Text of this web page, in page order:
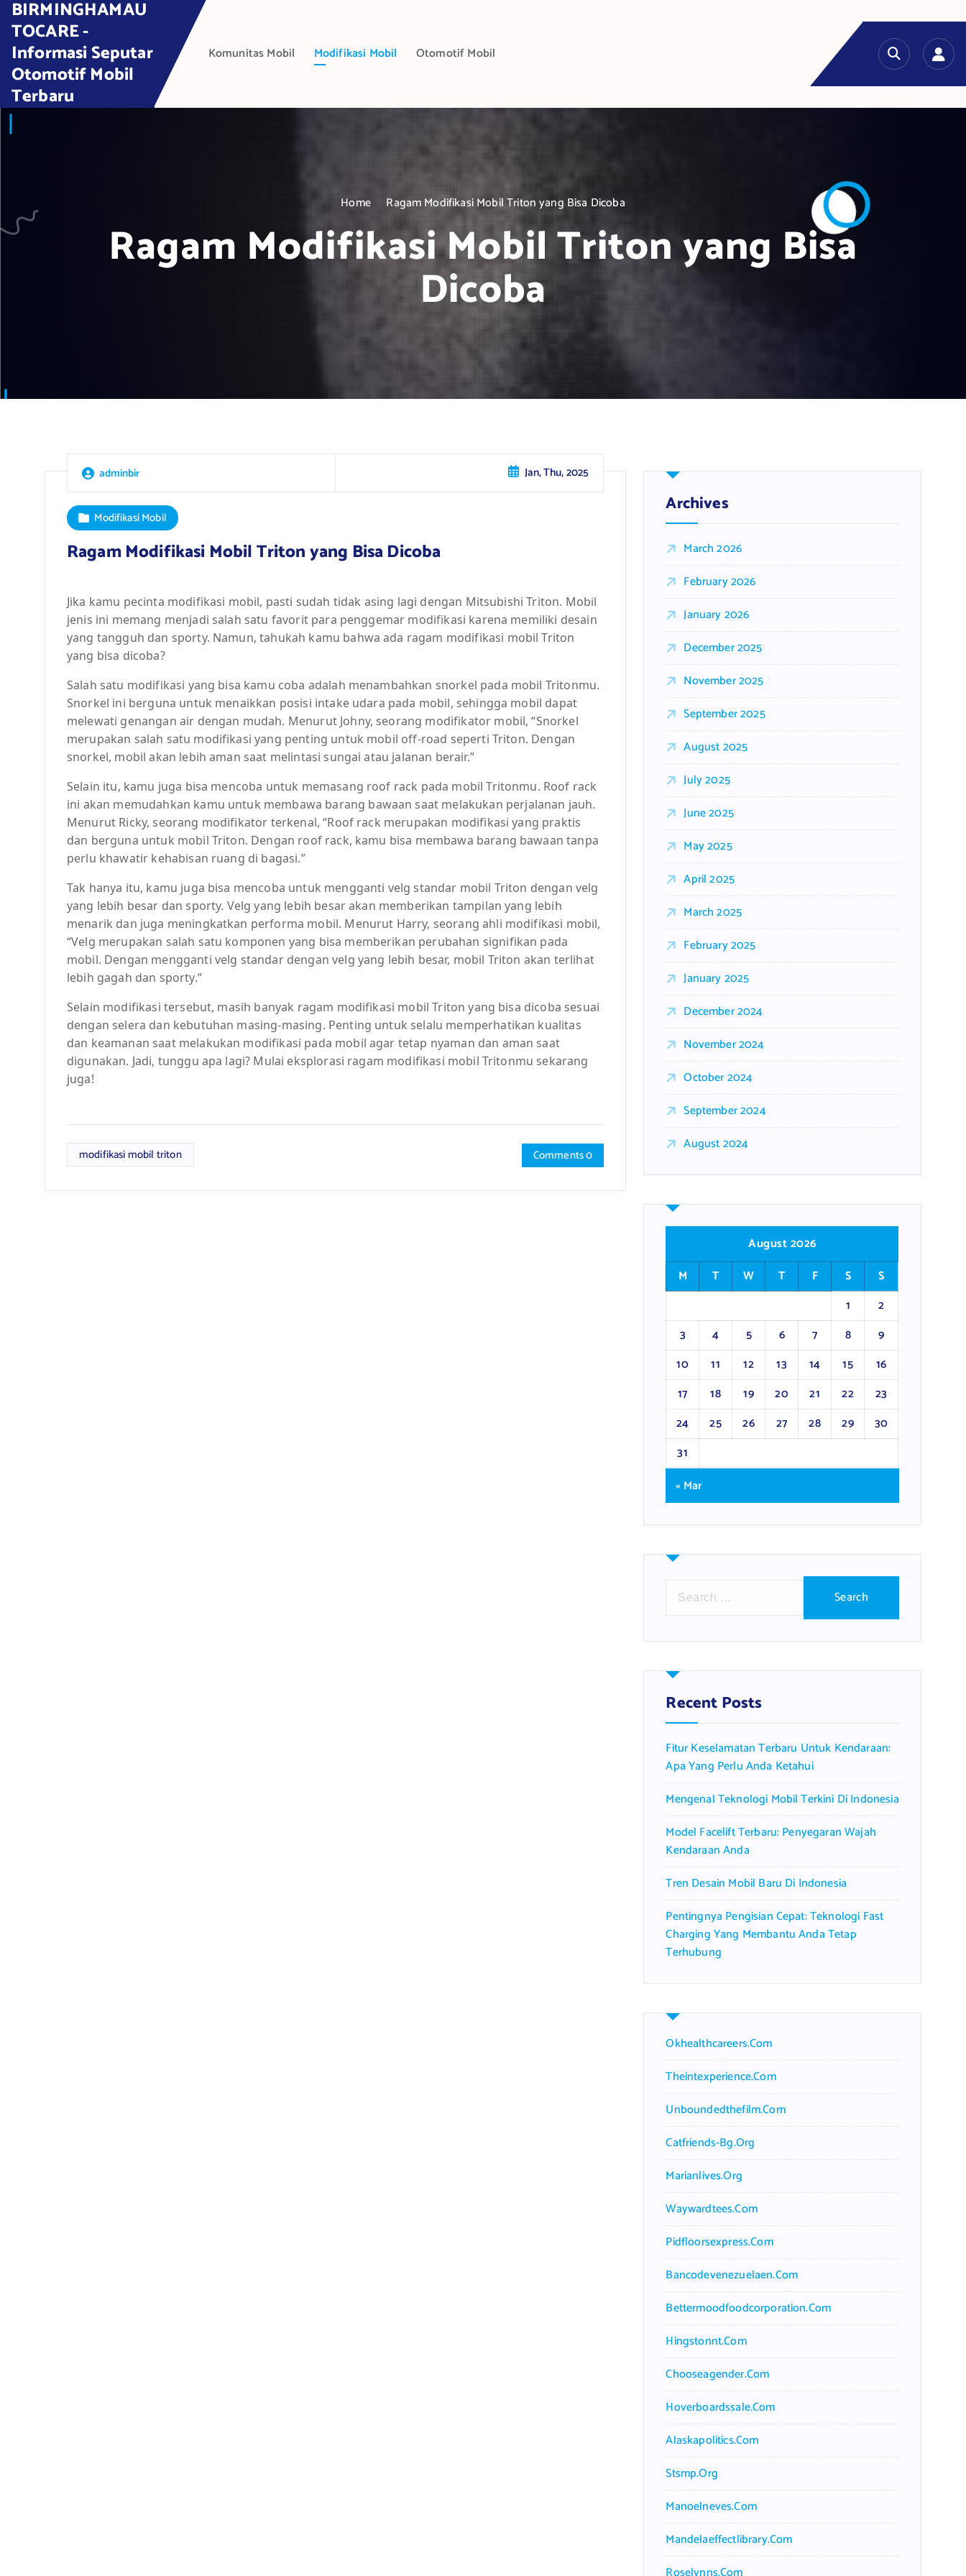
t
BIRMINGHAMAU
TOCARE -
Informasi Seputar
Otomotif Mobil
Terbaru
Komunitas Mobil Modifikasi Mobil Otomotif Mobil
Home Ragam Modifikasi Mobil Triton yang Bisa Dicoba
Ragam Modifikasi Mobil Triton yang Bisa
Dicoba
adminbir Jan, Thu, 2025
Modifikasi Mobil
Ragam Modifikasi Mobil Triton yang Bisa Dicoba
Jika kamu pecinta modifikasi mobil, pasti sudah tidak asing lagi dengan Mitsubishi Triton. Mobil
jenis ini memang menjadi salah satu favorit para penggemar modifikasi karena memiliki desain
yang tangguh dan sporty. Namun, tahukah kamu bahwa ada ragam modifikasi mobil Triton
yang bisa dicoba?
Salah satu modifikasi yang bisa kamu coba adalah menambahkan snorkel pada mobil Tritonmu.
Snorkel ini berguna untuk menaikkan posisi intake udara pada mobil, sehingga mobil dapat
melewati genangan air dengan mudah. Menurut Johny, seorang modifikator mobil, “Snorkel
merupakan salah satu modifikasi yang penting untuk mobil off-road seperti Triton. Dengan
snorkel, mobil akan lebih aman saat melintasi sungai atau jalanan berair.”
Selain itu, kamu juga bisa mencoba untuk memasang roof rack pada mobil Tritonmu. Roof rack
ini akan memudahkan kamu untuk membawa barang bawaan saat melakukan perjalanan jauh.
Menurut Ricky, seorang modifikator terkenal, “Roof rack merupakan modifikasi yang praktis
dan berguna untuk mobil Triton. Dengan roof rack, kamu bisa membawa barang bawaan tanpa
perlu khawatir kehabisan ruang di bagasi.”
Tak hanya itu, kamu juga bisa mencoba untuk mengganti velg standar mobil Triton dengan velg
yang lebih besar dan sporty. Velg yang lebih besar akan memberikan tampilan yang lebih
menarik dan juga meningkatkan performa mobil. Menurut Harry, seorang ahli modifikasi mobil,
“Velg merupakan salah satu komponen yang bisa memberikan perubahan signifikan pada
mobil. Dengan mengganti velg standar dengan velg yang lebih besar, mobil Triton akan terlihat
lebih gagah dan sporty.”
Selain modifikasi tersebut, masih banyak ragam modifikasi mobil Triton yang bisa dicoba sesuai
dengan selera dan kebutuhan masing-masing. Penting untuk selalu memperhatikan kualitas
dan keamanan saat melakukan modifikasi pada mobil agar tetap nyaman dan aman saat
digunakan. Jadi, tunggu apa lagi? Mulai eksplorasi ragam modifikasi mobil Tritonmu sekarang
juga!
modifikasi mobil triton Comments 0
Archives
March 2026
February 2026
January 2026
December 2025
November 2025
September 2025
August 2025
July 2025
June 2025
May 2025
April 2025
March 2025
February 2025
January 2025
December 2024
November 2024
October 2024
September 2024
August 2024
August 2026
M
T W T F S
S
1
2
3
4 5 6 7 8
9
10
11 12 13 14 15
16
17
18 19 20 21 22
23
24
25 26 27 28 29
30
31
« Mar
r
h
f
o
:
Recent Posts
Fitur Keselamatan Terbaru Untuk Kendaraan:
Apa Yang Perlu Anda Ketahui
Mengenal Teknologi Mobil Terkini Di Indonesia
Model Facelift Terbaru: Penyegaran Wajah
Kendaraan Anda
Tren Desain Mobil Baru Di Indonesia
Pentingnya Pengisian Cepat: Teknologi Fast
Charging Yang Membantu Anda Tetap
Terhubung
Okhealthcareers.com
Theintexperience.com
Unboundedthefilm.com
Catfriends-Bg.org
Marianlives.org
Waywardtees.com
Pidfloorsexpress.com
Bancodevenezuelaen.com
Bettermoodfoodcorporation.com
Hingstonnt.com
Chooseagender.com
Hoverboardssale.com
Alaskapolitics.com
Stsmp.org
Manoelneves.com
Mandelaeffectlibrary.com